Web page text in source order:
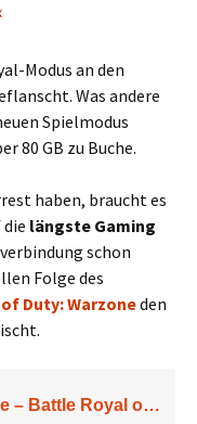
Modus an den
Was andere
Spielmodus
80 GB zu Buche.
haben, braucht es
längste Gaming
schon
Folge des
Duty: Warzoneden